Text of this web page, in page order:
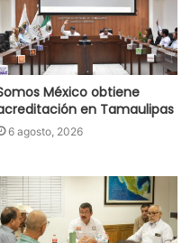
México obtiene
en Tamaulipas
6 agosto, 2026